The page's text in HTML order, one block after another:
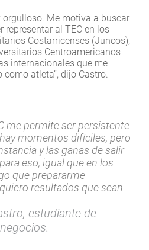
orgulloso. Me motiva a buscar
representar al TEC en los
Costarricenses (Juncos),
Centroamericanos
internacionales que me
atleta”, dijo Castro.
me permite ser persistente
momentos difíciles, pero
y las ganas de salir
eso, igual que en los
que prepararme
resultados que sean
estudiante de